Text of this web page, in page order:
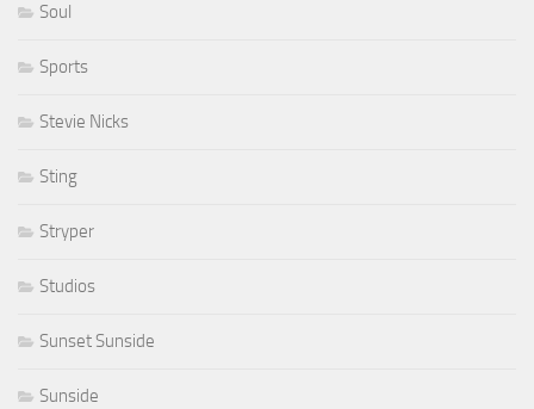
Soul
Sports
Stevie Nicks
Sting
Stryper
Studios
Sunset Sunside
Sunside